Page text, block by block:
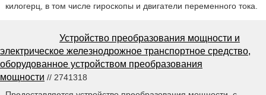
килогерц, в том числе гироскопы и двигатели переменного тока.
Устройство преобразования мощности и
электрическое железнодрожное транспортное средство,
оборудованное устройством преобразования
мощности // 2741318